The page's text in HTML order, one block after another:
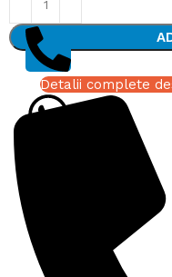
Detalii complete